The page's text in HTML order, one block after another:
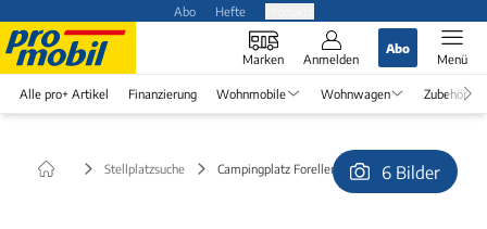
Abo Hefte
Marken Anmelden
Abo
Menü
Alle pro+ Artikel Finanzierung Wohnmobile Wohnwagen Zubehör
Stellplatzsuche Campingplatz Forellensee in Witzeeze
6 Bilder